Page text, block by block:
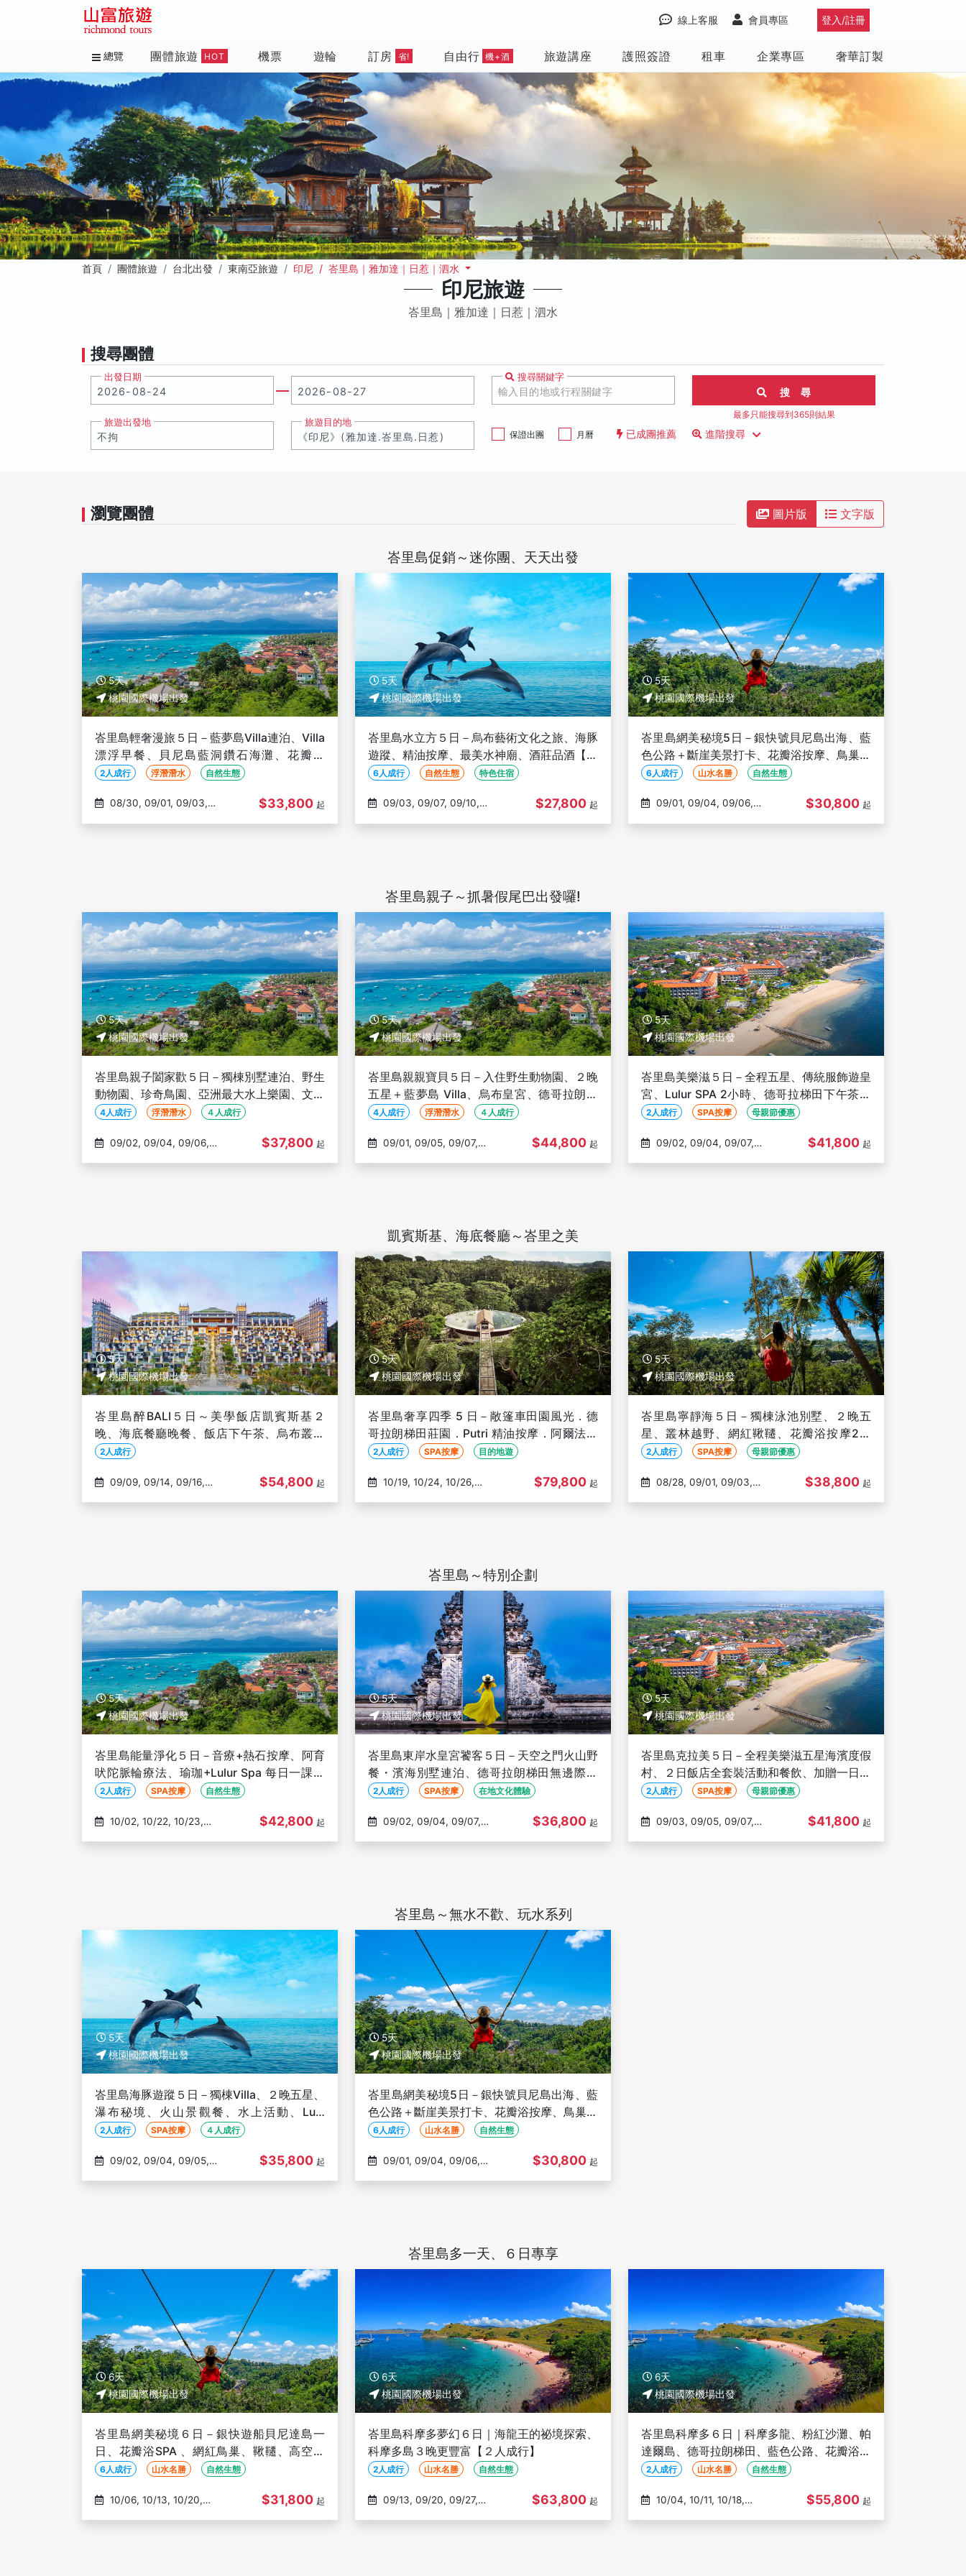
登入/註冊
會員專區
線上客服
總覽 團體旅遊 HOT 機票 遊輪 訂房 省! 自由行 機+酒 旅遊講座 護照簽證 租車 企業專區 奢華訂製
首頁 團體旅遊 台北出發 東南亞旅遊 印尼 / 峇里島｜雅加達｜日惹｜泗水
印尼旅遊
峇里島｜雅加達｜日惹｜泗水
搜尋團體
出發日期 搜尋關鍵字
旅遊出發地
旅遊目的地
保證出團
月曆 已成團推薦
搜 尋
最多只能搜尋到365則結果
進階搜尋
瀏覽團體 圖片版 文字版
峇里島促銷～迷你團、天天出發
5天
桃園國際機場出發
峇里島輕奢漫旅５日－藍夢島Villa連泊、Villa
漂浮早餐、貝尼島藍洞鑽石海灘、花瓣浴
SPA、烏布藝術之旅【2人成行】
2人成行 浮潛潛水 自然生態
$33,800 起
5天
桃園國際機場出發
峇里島水立方５日－烏布藝術文化之旅、海豚
遊蹤、精油按摩、最美水神廟、酒莊品酒【６
人成行】
6人成行 自然生態 特色住宿
$27,800 起
5天
桃園國際機場出發
峇里島網美秘境5日－銀快號貝尼島出海、藍
色公路＋斷崖美景打卡、花瓣浴按摩、鳥巢鞦
韆、高空樹屋、烏布皇宮【６人成行】
6人成行 山水名勝 自然生態
$30,800 起
峇里島親子～抓暑假尾巴出發囉!
5天
桃園國際機場出發
峇里島親子闔家歡５日－獨棟別墅連泊、野生
動物園、珍奇鳥園、亞洲最大水上樂園、文化
中心體驗３選１【４人成行】
4人成行 浮潛潛水 ４人成行
$37,800 起
5天
桃園國際機場出發
峇里島親親寶貝５日－入住野生動物園、２晚
五星＋藍夢島 Villa、烏布皇宮、德哥拉朗梯
田、鳥巢+玻璃景觀台【４人成行】
4人成行 浮潛潛水 ４人成行
$44,800 起
5天
桃園國際機場出發
峇里島美樂滋５日－全程五星、傳統服飾遊皇
宮、Lulur SPA 2小時、德哥拉梯田下午茶、
一日美樂滋全套裝【２人成行】
2人成行 SPA按摩 母親節優惠
$41,800 起
凱賓斯基、海底餐廳～峇里之美
5天
桃園國際機場出發
峇里島醉BALI５日～美學飯店凱賓斯基２
晚、海底餐廳晚餐、飯店下午茶、烏布叢林
ATV探索【２人成行】
2人成行
$54,800 起
5天
桃園國際機場出發
峇里島奢享四季 5 日－敞篷車田園風光．德
哥拉朗梯田莊園．Putri 精油按摩．阿爾法專
車接送 【２人成行，不含機票】
2人成行 SPA按摩 目的地遊
$79,800 起
5天
桃園國際機場出發
峇里島寧靜海５日－獨棟泳池別墅、２晚五
星、叢林越野、網紅鞦韆、花瓣浴按摩2小
時、德哥拉梯田、烏布皇宮【２人成行】
2人成行 SPA按摩 母親節優惠
$38,800 起
峇里島～特別企劃
5天
桃園國際機場出發
峇里島能量淨化５日－音療+熱石按摩、阿育
吠陀脈輪療法、瑜珈+Lulur Spa 每日一課容
光煥發、蔬食優選【2人成行】
2人成行 SPA按摩 自然生態
$42,800 起
5天
桃園國際機場出發
峇里島東岸水皇宮饕客５日－天空之門火山野
餐・濱海別墅連泊、德哥拉朗梯田無邊際泳
池・6大精選在地特色餐【２人成行】
2人成行 SPA按摩 在地文化體驗
$36,800 起
5天
桃園國際機場出發
峇里島克拉美５日－全程美樂滋五星海濱度假
村、２日飯店全套裝活動和餐飲、加贈一日酒
莊、Lulu Spa 2小時【２人成行】
2人成行 SPA按摩 母親節優惠
$41,800 起
峇里島～無水不歡、玩水系列
5天
桃園國際機場出發
峇里島海豚遊蹤５日－獨棟Villa、２晚五星、
瀑布秘境、火山景觀餐、水上活動、Lulu
SPA【２人成行】
2人成行 SPA按摩 ４人成行
$35,800 起
5天
桃園國際機場出發
峇里島網美秘境5日－銀快號貝尼島出海、藍
色公路＋斷崖美景打卡、花瓣浴按摩、鳥巢鞦
韆、高空樹屋、烏布皇宮【６人成行】
6人成行 山水名勝 自然生態
$30,800 起
峇里島多一天、６日專享
6天
桃園國際機場出發
峇里島網美秘境６日－銀快遊船貝尼達島一
日、花瓣浴SPA 、網紅鳥巢、鞦韆、高空樹
屋、烏布皇宮【６人成行】
6人成行 山水名勝 自然生態
$31,800 起
6天
桃園國際機場出發
峇里島科摩多夢幻６日｜海龍王的祕境探索、
科摩多島３晚更豐富【２人成行】
2人成行 山水名勝 自然生態
$63,800 起
6天
桃園國際機場出發
峇里島科摩多６日｜科摩多龍、粉紅沙灘、帕
達爾島、德哥拉朗梯田、藍色公路、花瓣浴按
摩、烏布皇宮【２人成行】
2人成行 山水名勝 自然生態
$55,800 起